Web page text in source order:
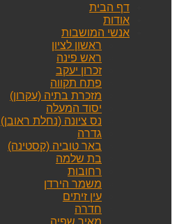
דף הבית
אודות
אנשי המושבות
ראשון לציון
ראש פינה
זכרון יעקב
פתח תקווה
מזכרת בתיה (עקרון)
יסוד המעלה
נס ציונה (נחלת ראובן)
גדרה
באר טוביה (קסטינה)
בת שלמה
רחובות
משמר הירדן
עין זיתים
חדרה
מאיר שפיה